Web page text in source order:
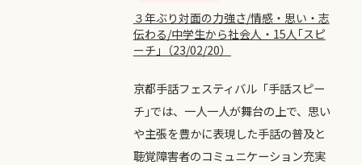
３年ぶり対面の力強さ/情感・思い・志
伝わる/中学生から社会人・15人｢スピ
ーチ｣（23/02/20）
京都手話フェスティバル「手話スピー
チ｣では、一人一人が舞台の上で、思い
や主張を豊かに表現した手話の普及と
聴覚障害者のコミュニケーション充実